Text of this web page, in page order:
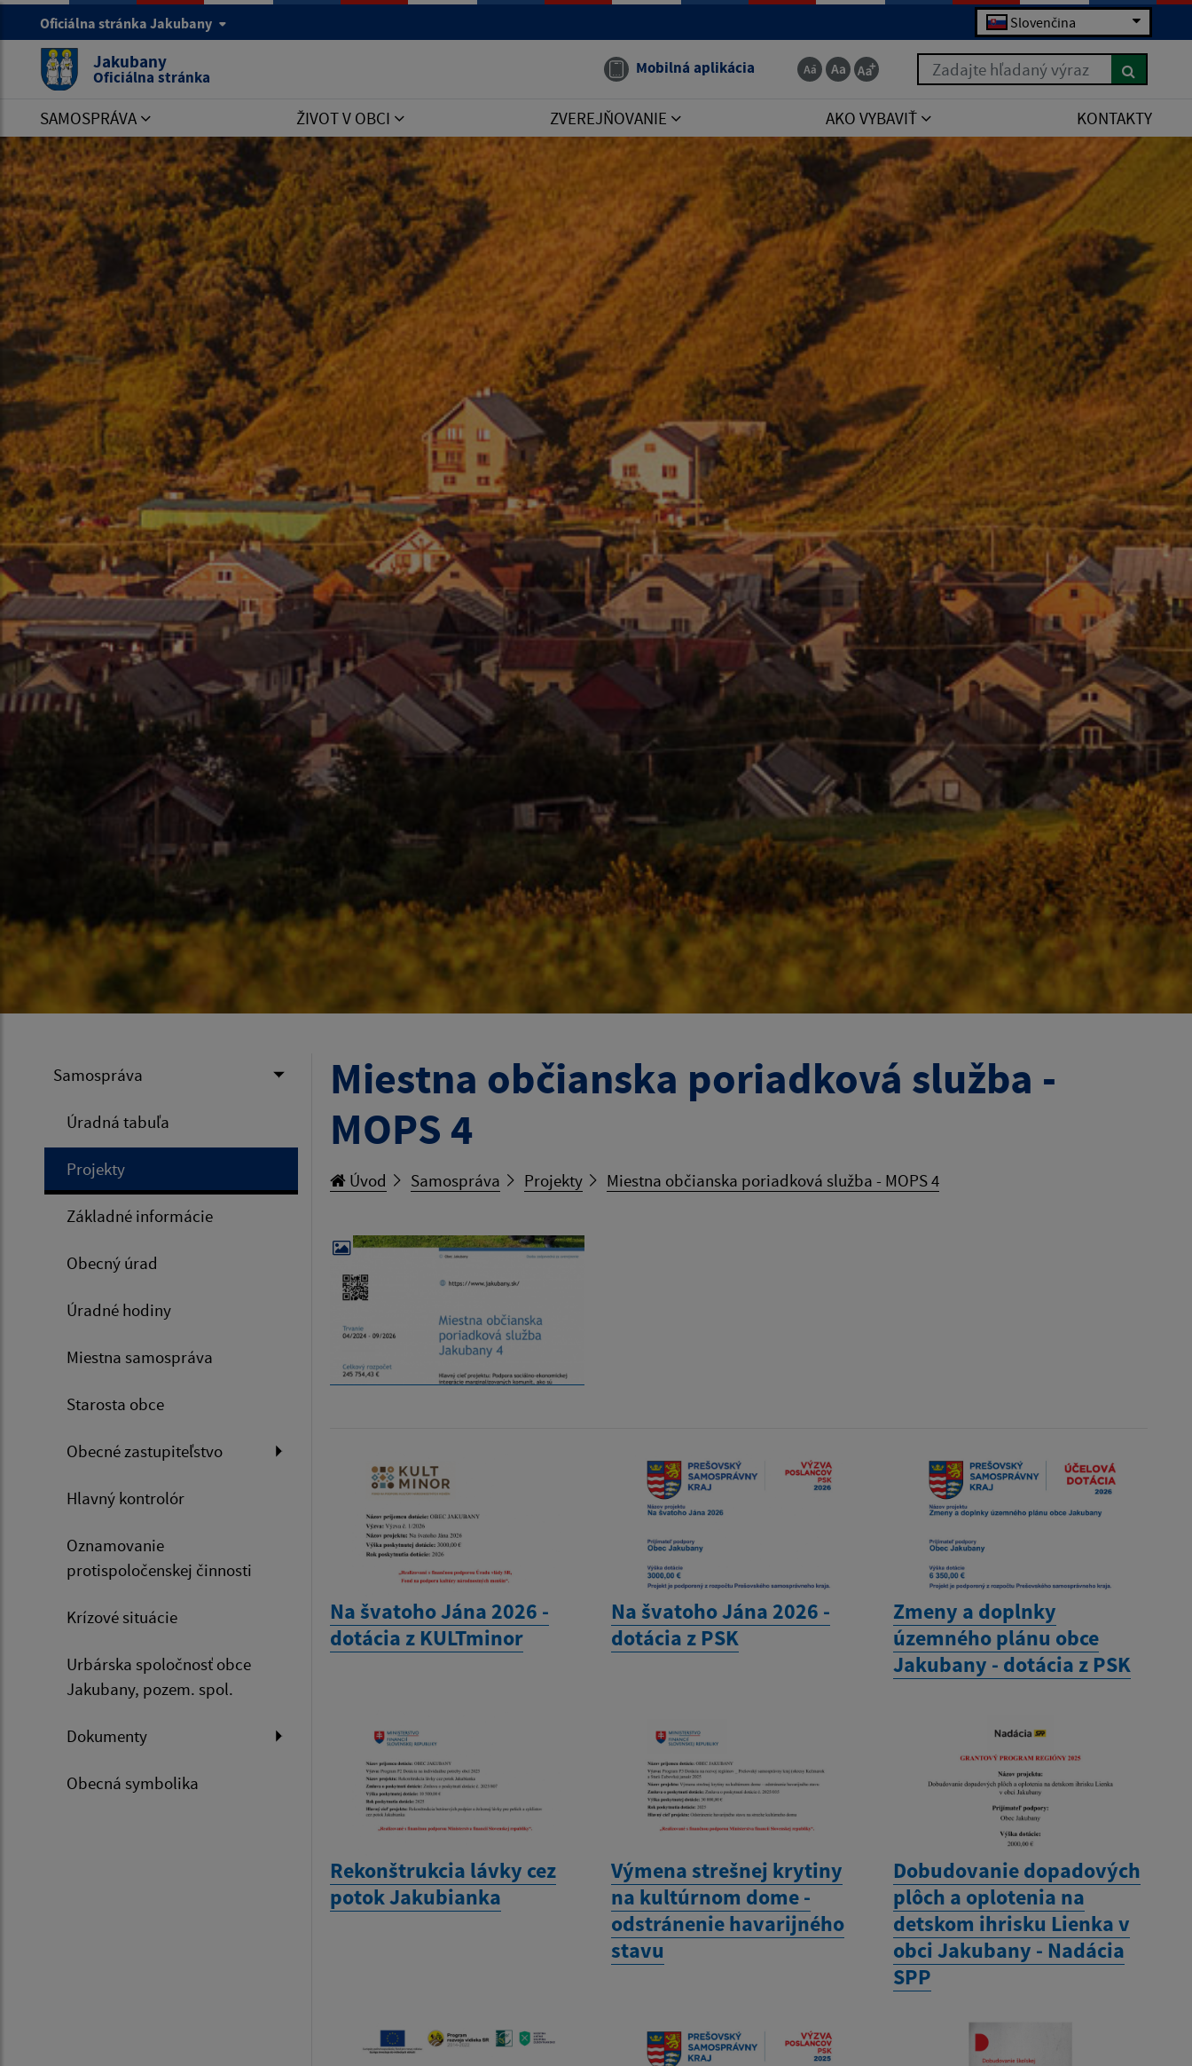
Oficiálna stránka Jakubany Slovenčina
Jakubany
Oficiálna stránka Mobilná aplikácia Zadajte hľadaný výraz
SAMOSPRÁVA ŽIVOT V OBCI ZVEREJŇOVANIE AKO VYBAVIŤ KONTAKTY
Samospráva
Úradná tabuľa
Projekty
Základné informácie
Obecný úrad
Úradné hodiny
Miestna samospráva
Starosta obce
Obecné zastupiteľstvo
Hlavný kontrolór
Oznamovanie
protispoločenskej činnosti
Krízové situácie
Urbárska spoločnosť obce
Jakubany, pozem. spol.
Dokumenty
Obecná symbolika
Miestna občianska poriadková služba -
MOPS 4
Úvod Samospráva Projekty Miestna občianska poriadková služba - MOPS 4
Na švatoho Jána 2026 -
dotácia z KULTminor
Na švatoho Jána 2026 -
dotácia z PSK
Zmeny a doplnky
územného plánu obce
Jakubany - dotácia z PSK
Rekonštrukcia lávky cez
potok Jakubianka
Výmena strešnej krytiny
na kultúrnom dome -
odstránenie havarijného
stavu
Dobudovanie dopadových
plôch a oplotenia na
detskom ihrisku Lienka v
obci Jakubany - Nadácia
SPP